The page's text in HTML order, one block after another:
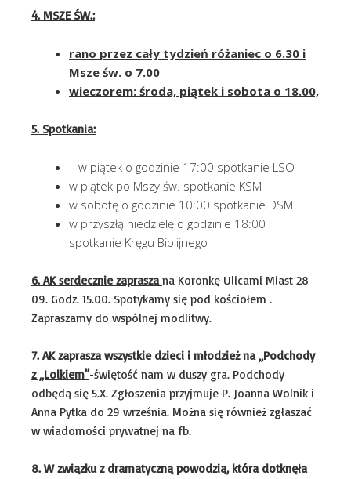
4. MSZE ŚW.:
rano przez cały tydzień różaniec o 6.30 i
Msze św. o 7.00
wieczorem: środa, piątek i sobota o 18.00,
5. Spotkania:
– w piątek o godzinie 17:00 spotkanie LSO
w piątek po Mszy św. spotkanie KSM
w sobotę o godzinie 10:00 spotkanie DSM
w przyszłą niedzielę o godzinie 18:00
spotkanie Kręgu Biblijnego
6. AK serdecznie zapraszana Koronkę Ulicami Miast 28
09. Godz. 15.00. Spotykamy się pod kościołem .
Zapraszamy do wspólnej modlitwy.
7. AK zaprasza wszystkie dzieci i młodzież na „Podchody
z „Lolkiem”-świętość nam w duszy gra. Podchody
odbędą się 5.X. Zgłoszenia przyjmuje P. Joanna Wolnik i
Anna Pytka do 29 września. Można się również zgłaszać
w wiadomości prywatnej na fb.
8. W związku z dramatyczną powodzią, która dotknęła